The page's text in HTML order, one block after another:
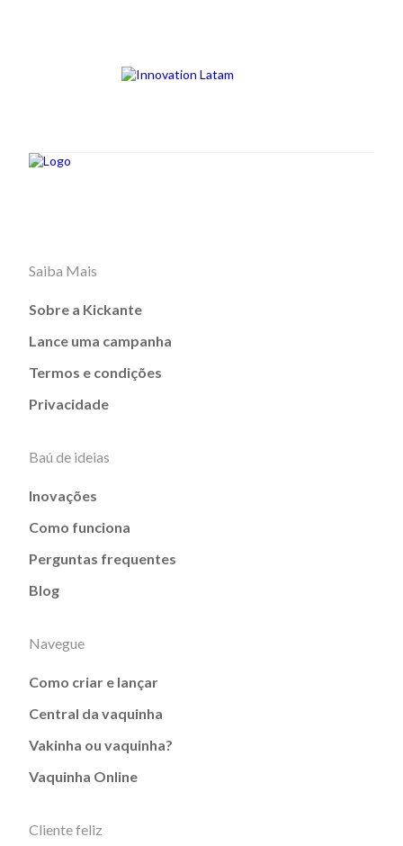
Saiba Mais
Sobre a Kickante
Lance uma campanha
Termos e condições
Privacidade
Baú de ideias
Inovações
Como funciona
Perguntas frequentes
Blog
Navegue
Como criar e lançar
Central da vaquinha
Vakinha ou vaquinha?
Vaquinha Online
Cliente feliz